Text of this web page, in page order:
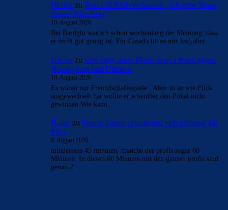
Hectorzu Duo soll Klub verlassen: „Ich gebe ihnen
diesen Ratschlag“
10. August 2026
Bei Bardghi war ich schon wochenlang der Meinung ,dass
er nicht gut genug ist. Für Casado tut es mir leid,aber…
Hectorzu Erst Sieg, dann Pleite: Barça testet gegen
Nottingham und Udinese
10. August 2026
Es waren nur Freundschaftsspiele . Aber so so wie Flick
ausgewechselt hat wollte er scheinbar den Pokal nicht
gewinnen.Wie kann…
Bojan zu Ferran Torres entscheidet sich offenbar für
PSG
9. August 2026
mindestens 45 minuten, manche der profis sogar 60
Minuten. In diesen 60 Minuten mit den ganzen profis sind
genau 2…